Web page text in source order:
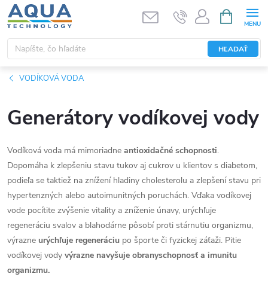
Prejsť
na
obsah
HĽADAŤ
KOŠÍK
VODÍKOVÁ VODA
Generátory vodíkovej vody
Vodíková voda má mimoriadne antioxidačné schopnosti.
Dopomáha k zlepšeniu stavu tukov aj cukrov u klientov s diabetom,
podieľa se taktiež na znížení hladiny cholesterolu a zlepšení stavu pri
hypertenzných alebo autoimunitných poruchách. Vďaka vodíkovej
vode pocítite zvýšenie vitality a zníženie únavy, urýchľuje
regeneráciu svalov a blahodárne pôsobí proti stárnutiu organizmu,
výrazne urýchľuje regeneráciu po športe či fyzickej záťaži. Pitie
vodíkovej vody výrazne navyšuje obranyschopnosť a imunitu
organizmu.